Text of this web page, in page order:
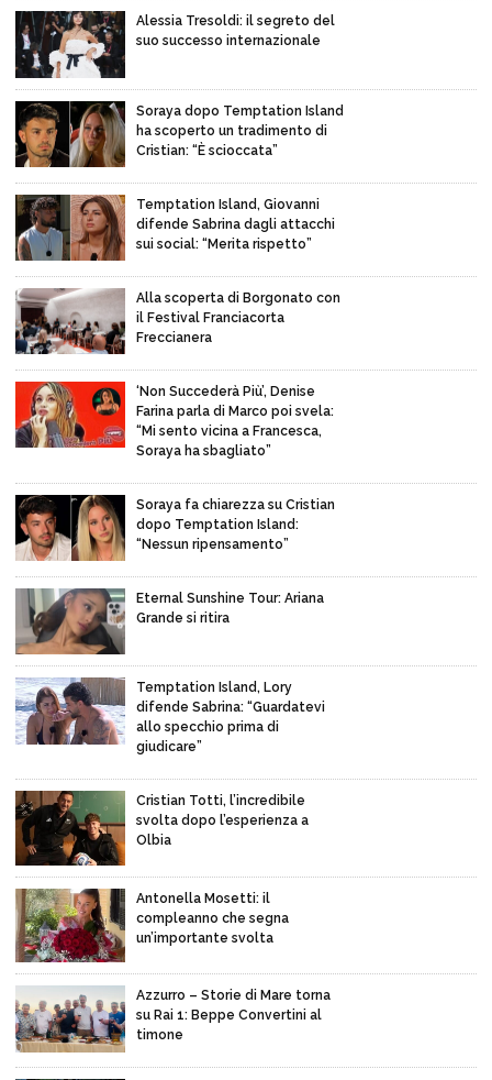
Alessia Tresoldi: il segreto del
suo successo internazionale
Soraya dopo Temptation Island
ha scoperto un tradimento di
Cristian: “È scioccata”
Temptation Island, Giovanni
difende Sabrina dagli attacchi
sui social: “Merita rispetto”
Alla scoperta di Borgonato con
il Festival Franciacorta
Freccianera
‘Non Succederà Più’, Denise
Farina parla di Marco poi svela:
“Mi sento vicina a Francesca,
Soraya ha sbagliato”
Soraya fa chiarezza su Cristian
dopo Temptation Island:
“Nessun ripensamento”
Eternal Sunshine Tour: Ariana
Grande si ritira
Temptation Island, Lory
difende Sabrina: “Guardatevi
allo specchio prima di
giudicare”
Cristian Totti, l’incredibile
svolta dopo l’esperienza a
Olbia
Antonella Mosetti: il
compleanno che segna
un’importante svolta
Azzurro – Storie di Mare torna
su Rai 1: Beppe Convertini al
timone